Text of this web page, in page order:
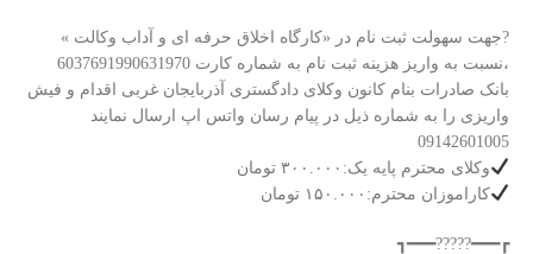
?جهت سهولت ثبت نام در «کارگاه اخلاق حرفه ای و آداب وکالت »
،نسبت به واریز هزینه ثبت نام به شماره کارت 6037691990631970
بانک صادرات بنام کانون وکلای دادگستری آذربایجان غربی اقدام و فیش
واریزی را به شماره ذیل در پیام رسان واتس اپ ارسال نمایند
09142601005
وکلای محترم پایه یک:۳۰۰.۰۰۰ تومان
کاراموزان محترم:۱۵۰.۰۰۰ تومان
┏━━━?????━━━┓